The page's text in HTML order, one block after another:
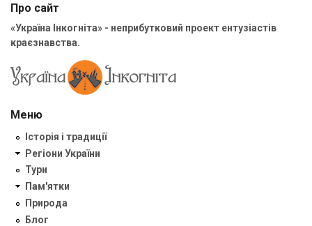
Про сайт
«Україна Інкогніта» - неприбутковий проект ентузіастів
краєзнавства.
Меню
Історія і традиції
Регіони України
Тури
Пам'ятки
Природа
Блог